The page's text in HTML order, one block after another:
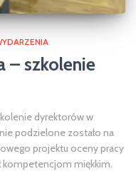
– szkolenie
dyrektorów w
podzielone zostało na
projektu oceny pracy
kompetencjom miękkim.